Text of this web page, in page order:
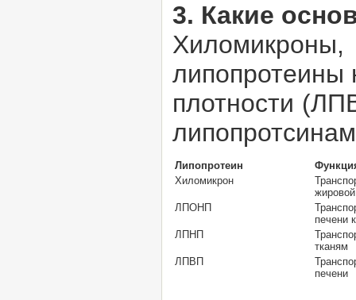
3. Какие
Хиломикроны,
липопротеины
плотности
Липопротеин
Хиломикрон
ЛПОНП
печени
ЛПНП
тканям
ЛПВП
печени